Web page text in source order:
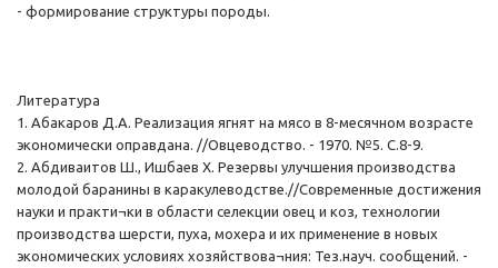
- формирование структуры породы.
Литература
1. Абакаров Д.А. Реализация ягнят на мясо в 8-месячном возрасте
экономически оправдана. //Овцеводство. - 1970. №5. С.8-9.
2. Абдиваитов Ш., Ишбаев X. Резервы улучшения производства
молодой баранины в каракулеводстве.//Современные достижения
науки и практи¬ки в области селекции овец и коз, технологии
производства шерсти, пуха, мохера и их применение в новых
экономических условиях хозяйствова¬ния: Тез.науч. сообщений. -